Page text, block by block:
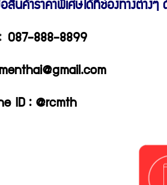
นค้าราคาพิเศษ ได้ที่ช่องทางต่างๆ
087-888-8899
ID : @rcmth